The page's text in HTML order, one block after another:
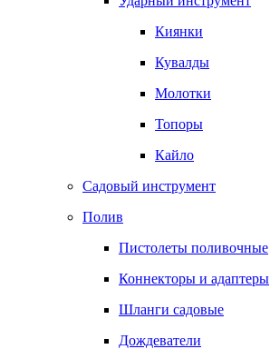
Киянки
Кувалды
Молотки
Топоры
Кайло
Садовый инструмент
Полив
Пистолеты поливочные
Коннекторы и адаптеры
Шланги садовые
Дождеватели